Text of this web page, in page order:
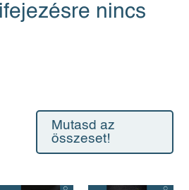
nincs
Mutasd az
összeset!